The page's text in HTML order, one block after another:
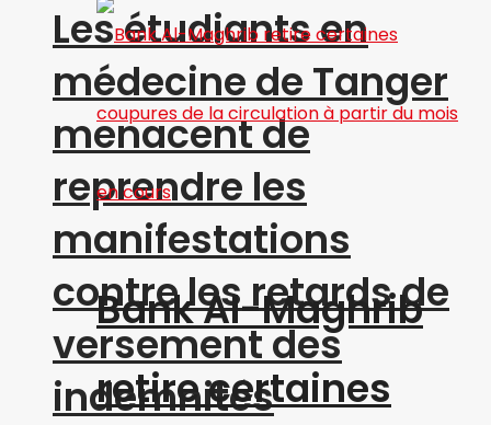
Les étudiants en
médecine de Tanger
menacent de
reprendre les
manifestations
contre les retards de
versement des
indemnités
Bank Al-Maghrib
retire certaines